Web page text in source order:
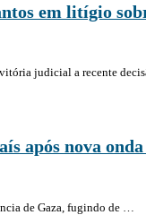
em litígio
vitória judicial a recente
após nova
de Gaza, fugindo de …